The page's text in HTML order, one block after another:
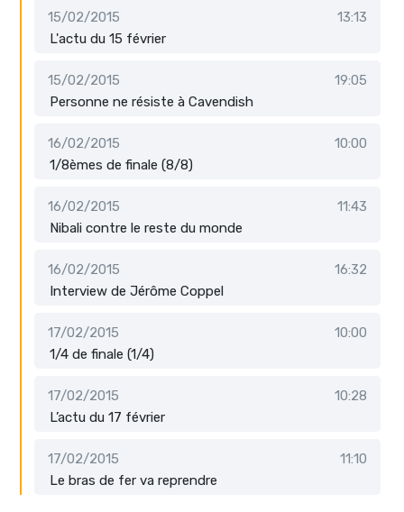
15/02/2015
13:13
L'actu du 15 février
15/02/2015
19:05
Personne ne résiste à Cavendish
16/02/2015
10:00
1/8èmes de finale (8/8)
16/02/2015
11:43
Nibali contre le reste du monde
16/02/2015
16:32
Interview de Jérôme Coppel
17/02/2015
10:00
1/4 de finale (1/4)
17/02/2015
10:28
L’actu du 17 février
17/02/2015
11:10
Le bras de fer va reprendre